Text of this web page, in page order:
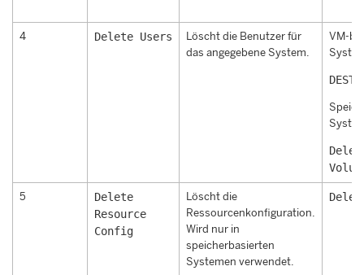
4 Delete Users
Löscht die Benutzer für
das angegebene System.
VM-
5
Delete
Resource
Config
Löscht die
Ressourcenkonfiguration.
Wird nur in
speicherbasierten
Systemen verwendet.